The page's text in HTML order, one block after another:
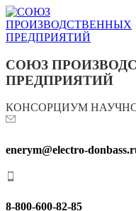
СОЮЗ
ПРЕДПРИЯТИЙ
КОНСОРЦИУМ
enerym@electro-
8-800-600-82-85